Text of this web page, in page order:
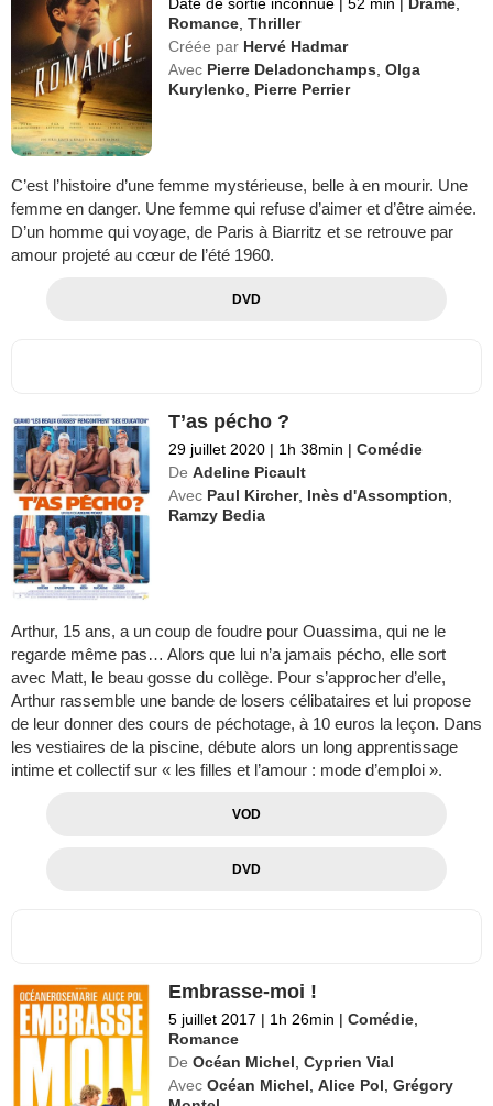
Romance ,Thriller
Créée par Hervé Hadmar
Avec Pierre Deladonchamps ,Olga
Kurylenko
Pierre Perrier
C’est l’histoire d’une femme mystérieuse, belle à en mourir. Une
femme en danger. Une femme qui refuse d’aimer et d’être aimée.
D’un homme qui voyage, de Paris à Biarritz et se retrouve par
amour projeté au cœur de l’été 1960.
DVD
T’as pécho ?
29 juillet 2020 | 1h 38min | Comédie
De Adeline Picault
Avec Paul Kircher, Inès d'Assomption
Ramzy Bedia
Arthur, 15 ans, a un coup de foudre pour Ouassima, qui ne le
regarde même pas… Alors que lui n’a jamais pécho, elle sort
avec Matt, le beau gosse du collège. Pour s’approcher d’elle,
Arthur rassemble une bande de losers célibataires et lui propose
de leur donner des cours de péchotage, à 10 euros la leçon. Dans
les vestiaires de la piscine, débute alors un long apprentissage
intime et collectif sur « les filles et l’amour : mode d’emploi ».
VOD
DVD
Embrasse-moi !
5 juillet 2017 | 1h 26min | Comédie
Romance
De Océan Michel ,Cyprien Vial
Avec Océan Michel ,Alice Pol ,Grégory